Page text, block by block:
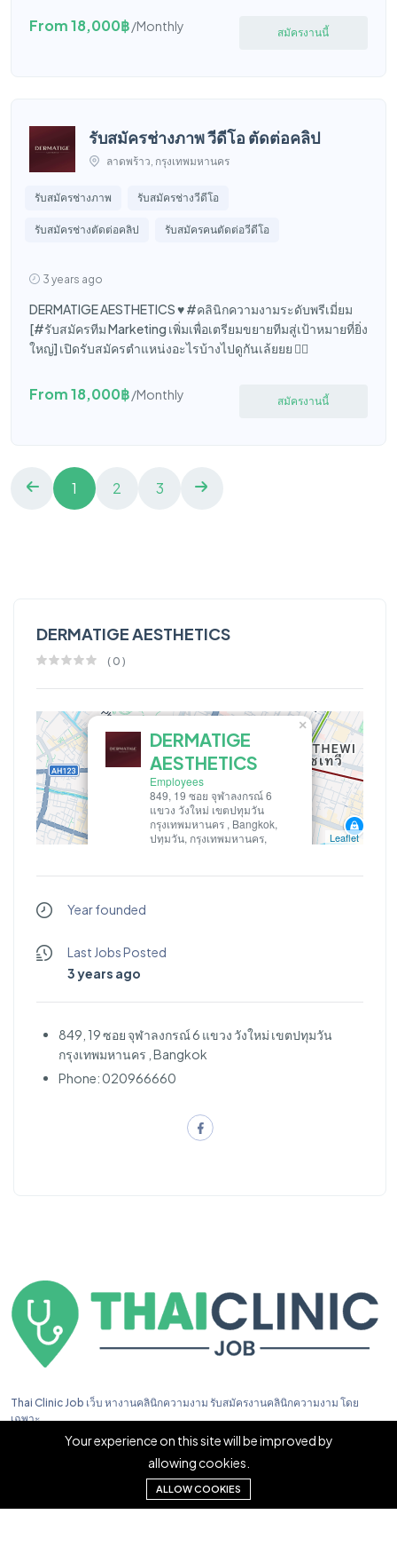
From 18,000฿/Monthly สมัครงานนี้
รับสมัครช่างภาพ วีดีโอ ตัดต่อคลิป
ลาดพร้าว, กรุงเทพมหานคร
รับสมัครช่างภาพ รับสมัครช่างวีดีโอ
รับสมัครช่างตัดต่อคลิป รับสมัครคนตัดต่อวีดีโอ
3 years ago
DERMATIGE AESTHETICS ♥️ #คลินิกความงามระดับพรีเมี่ยม
[#รับสมัครทีม Marketing เพิ่มเพื่อเตรียมขยายทีมสู่เป้าหมายที่ยิ่ง
ใหญ่] เปิดรับสมัครตำแหน่งอะไรบ้างไปดูกันเล้ยยย 👇🏼
From 18,000฿/Monthly สมัครงานนี้
1 2 3
DERMATIGE AESTHETICS
( 0 )
DERMATIGE
AESTHETICS
Employees
849, 19 ซอย จุฬาลงกรณ์ 6
แขวง วังใหม่ เขตปทุมวัน
กรุงเทพมหานคร , Bangkok,
ปทุมวัน, กรุงเทพมหานคร,
×
Leaflet
Year founded
Last Jobs Posted
3 years ago
849, 19 ซอย จุฬาลงกรณ์ 6 แขวง วังใหม่ เขตปทุมวัน
กรุงเทพมหานคร , Bangkok
Phone: 020966660
Thai Clinic Job เว็บ หางานคลินิกความงาม รับสมัครงานคลินิกความงาม โดย
เฉพาะ
Your experience on this site will be improved by
allowing cookies.
ALLOW COOKIES